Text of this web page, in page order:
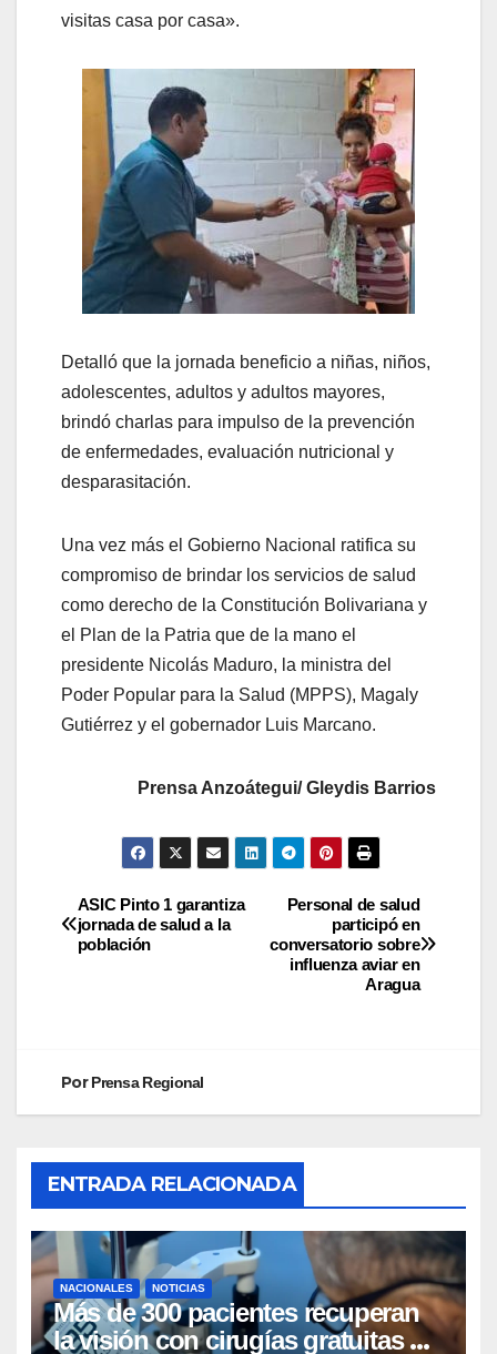
visitas casa por casa».
Detalló que la jornada beneficio a niñas, niños,
adolescentes, adultos y adultos mayores,
brindó charlas para impulso de la prevención
de enfermedades, evaluación nutricional y
desparasitación.
Una vez más el Gobierno Nacional ratifica su
compromiso de brindar los servicios de salud
como derecho de la Constitución Bolivariana y
el Plan de la Patria que de la mano el
presidente Nicolás Maduro, la ministra del
Poder Popular para la Salud (MPPS), Magaly
Gutiérrez y el gobernador Luis Marcano.
Prensa Anzoátegui/ Gleydis Barrios
Personal de salud
participó en
conversatorio sobre
influenza aviar en
Aragua
ASIC Pinto 1 garantiza
jornada de salud a la
población
PorPrensa Regional
ENTRADA RELACIONADA
NACIONALES NOTICIAS
Más de 300 pacientes recuperan
la visión con cirugías gratuitas de